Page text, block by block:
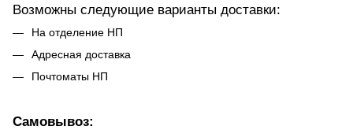
Возможны следующие варианты доставки:
На отделение НП
Адресная доставка
Почтоматы НП
Самовывоз: